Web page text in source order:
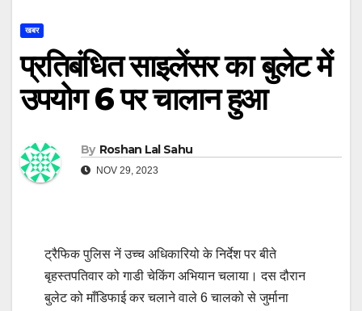
खबर
प्रतिबंधित साइलेंसर का बुलेट में
उपयोग 6 पर चालान हुआ
By Roshan Lal Sahu
NOV 29, 2023
ट्रैफिक पुलिस नें उच्च अधिकारियो के निर्देश पर बीते
बृहस्तपतिवार को गाडी चेकिंग अभियान चलाया। दस दौरान
बुलेट को माँडिफाई कर चलाने वाले 6 चालको से जुर्माना